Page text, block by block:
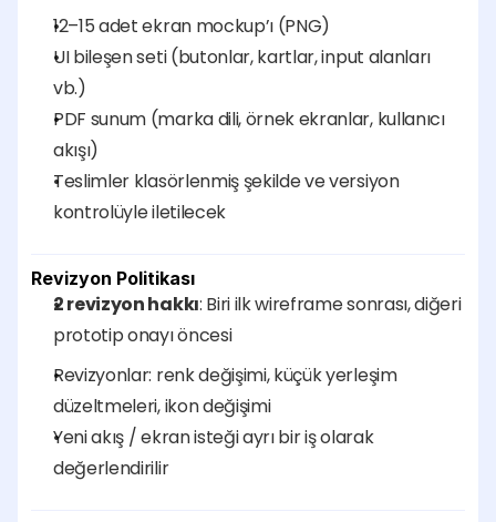
12–15 adet ekran mockup’ı (PNG)
UI bileşen seti (butonlar, kartlar, input alanları
vb.)
PDF sunum (marka dili, örnek ekranlar, kullanıcı
akışı)
Teslimler klasörlenmiş şekilde ve versiyon
kontrolüyle iletilecek
Revizyon Politikası
2 revizyon hakkı: Biri ilk wireframe sonrası, diğeri
prototip onayı öncesi
Revizyonlar: renk değişimi, küçük yerleşim
düzeltmeleri, ikon değişimi
Yeni akış / ekran isteği ayrı bir iş olarak
değerlendirilir